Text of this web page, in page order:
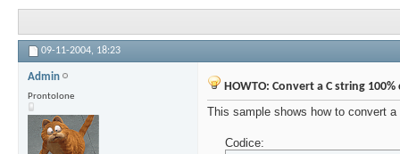
09-11-2004, 18:23
Admin
Prontolone
HOWTO: Convert a C string
This sample shows how to convert
Codice: